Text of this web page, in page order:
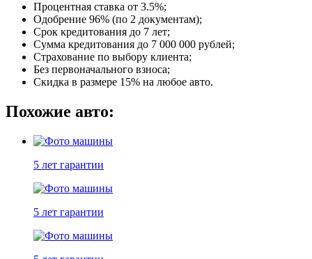
Процентная ставка от 3.5%;
Одобрение 96% (по 2 документам);
Срок кредитования до 7 лет;
Сумма кредитования до 7 000 000 рублей;
Страхование по выбору клиента;
Без первоначального взноса;
Скидка в размере 15% на любое авто.
Похожие авто:
5 лет гарантии
5 лет гарантии